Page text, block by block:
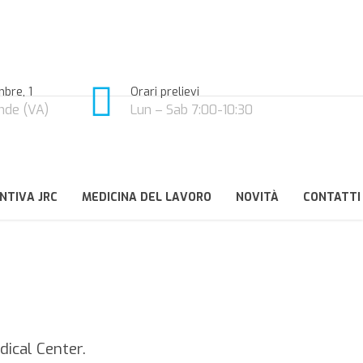
1
(VA)
Orari prelievi
Lun – Sab 7:00-10:30
JRC MEDICINA DEL LAVORO NOVITÀ CONTATTI
Center.